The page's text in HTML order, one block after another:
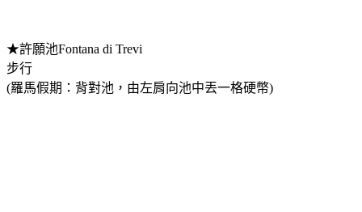
★許願池Fontana di Trevi
步行
(羅馬假期：背對池，由左肩向池中丟一格硬幣)